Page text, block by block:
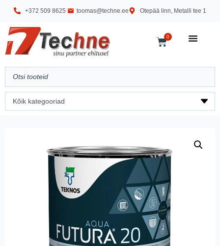
+372 509 8625 toomas@techne.ee Otepää linn, Metalli tee 1
0